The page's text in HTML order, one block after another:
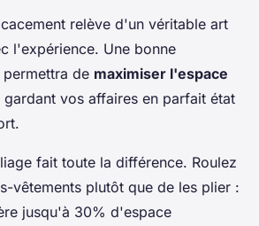
relève d'un véritable art
l'expérience. Une bonne
de maximiser l'espace
vos affaires en parfait état
fait toute la différence. Roulez
vêtements plutôt que de les plier :
jusqu'à 30% d'espace